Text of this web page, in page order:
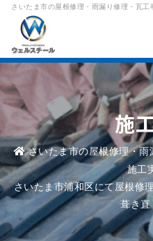
さいたま市の屋根修理・雨漏り修理・瓦工
施
さいたま市の屋根修理・
施工
さいたま市浦和区にて屋根修
葺き直